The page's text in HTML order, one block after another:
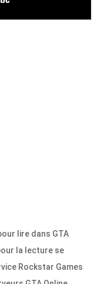
lire dans GTA
la lecture se
Rockstar Games